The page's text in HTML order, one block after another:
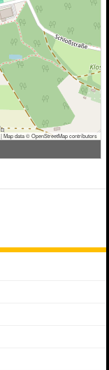
|Map data ©OpenStreetMapcontributors